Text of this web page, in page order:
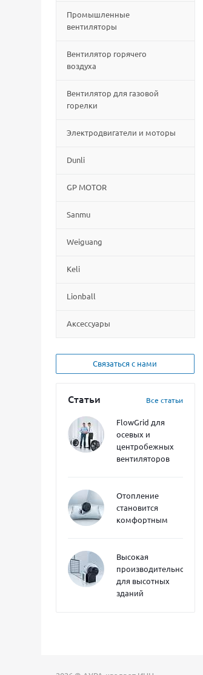
Промышленные
вентиляторы
Вентилятор горячего
воздуха
Вентилятор для газовой
горелки
Электродвигатели и моторы
Dunli
GP MOTOR
Sanmu
Weiguang
Keli
Lionball
Aксессуары
Связаться с нами
Статьи Все статьи
FlowGrid для
осевых и
центробежных
вентиляторов
Отопление
становится
комфортным
Высокая
производительность
для высотных
зданий